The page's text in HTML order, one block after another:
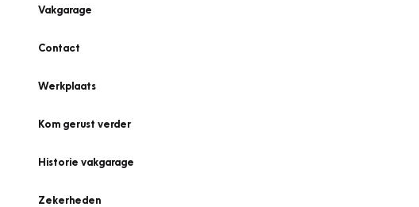
Vakgarage
Contact
Werkplaats
Kom gerust verder
Historie vakgarage
Zekerheden